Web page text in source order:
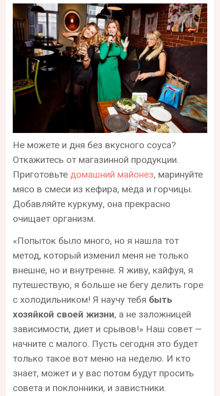
Не можете и дня без вкусного соуса?
Откажитесь от магазинной продукции.
Приготовьте домашний майонез, маринуйте
мясо в смеси из кефира, мёда и горчицы.
Добавляйте куркуму, она прекрасно
очищает организм.
«Попыток было много, но я нашла тот
метод, который изменил меня не только
внешне, но и внутренне. Я живу, кайфуя, я
путешествую, я больше не бегу делить горе
с холодильником! Я научу тебя быть
хозяйкой своей жизни, а не заложницей
зависимости, диет и срывов!» Наш совет —
начните с малого. Пусть сегодня это будет
только такое вот меню на неделю. И кто
знает, может и у вас потом будут просить
совета и поклонники, и завистники.